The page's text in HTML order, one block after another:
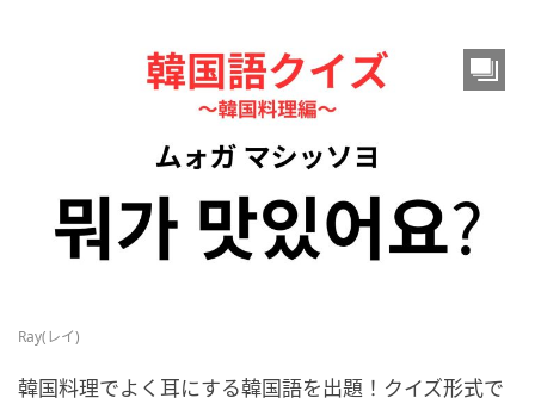
Ray(レイ)
韓国料理でよく耳にする韓国語を出題！クイズ形式で